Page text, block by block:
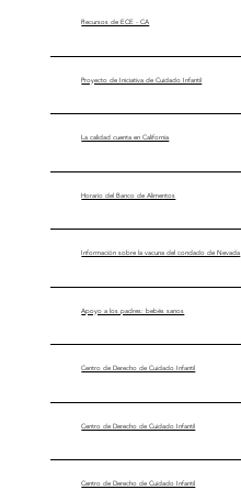
Recursos de ECE - CA
Proyecto de Iniciativa de Cuidado Infantil
La calidad cuenta en California
Horario del Banco de Alimentos
Información sobre la vacuna del condado de Nevada
Apoyo a los padres: bebés sanos
Centro de Derecho de Cuidado Infantil
Centro de Derecho de Cuidado Infantil
Centro de Derecho de Cuidado Infantil